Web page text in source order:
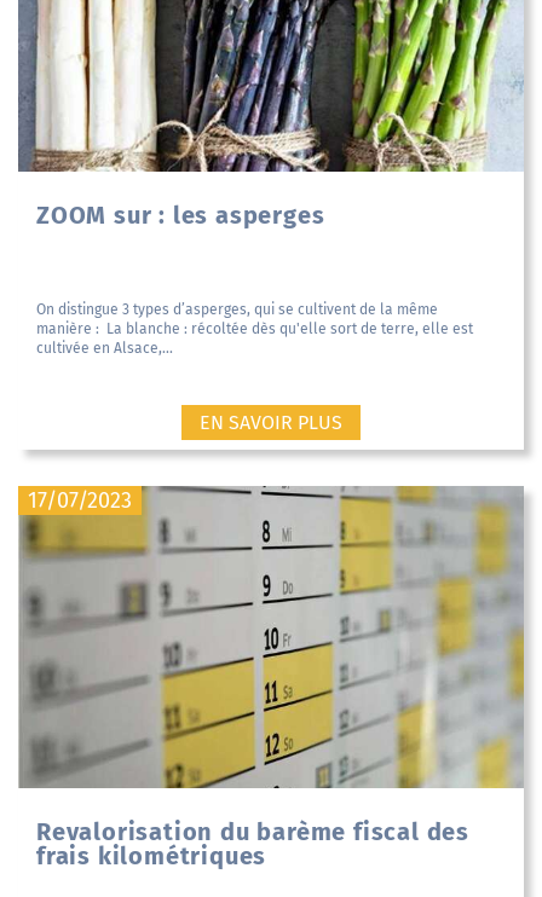
ZOOM sur : les asperges
On distingue 3 types d’asperges, qui se cultivent de la même
manière : La blanche : récoltée dès qu'elle sort de terre, elle est
cultivée en Alsace,...
EN SAVOIR PLUS
17/07/2023
Revalorisation du barème fiscal des
frais kilométriques